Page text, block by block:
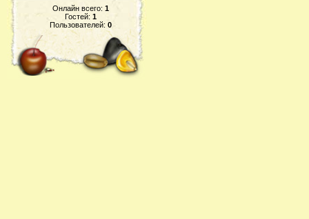
Онлайн всего: 1
Гостей: 1
Пользователей: 0